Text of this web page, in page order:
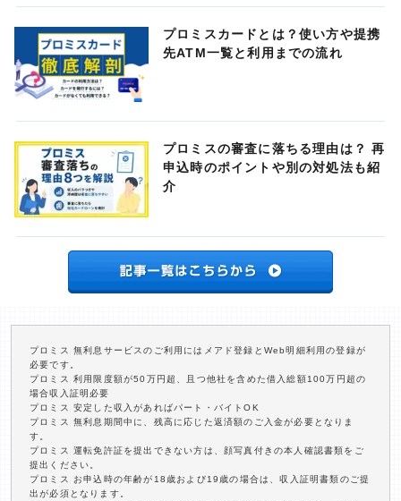
プロミスカードとは？使い方や提携
先ATM一覧と利用までの流れ
プロミスの審査に落ちる理由は？ 再
申込時のポイントや別の対処法も紹
介
プロミス 無利息サービスのご利用にはメアド登録とWeb明細利用の登録が
必要です。
プロミス 利用限度額が50万円超、且つ他社を含めた借入総額100万円超の
場合収入証明必要
プロミス 安定した収入があればパート・バイトOK
プロミス 無利息期間中に、残高に応じた返済額のご入金が必要となりま
す。
プロミス 運転免許証を提出できない方は、顔写真付きの本人確認書類をご
提出ください。
プロミス お申込時の年齢が18歳および19歳の場合は、収入証明書類のご提
出が必須となります。